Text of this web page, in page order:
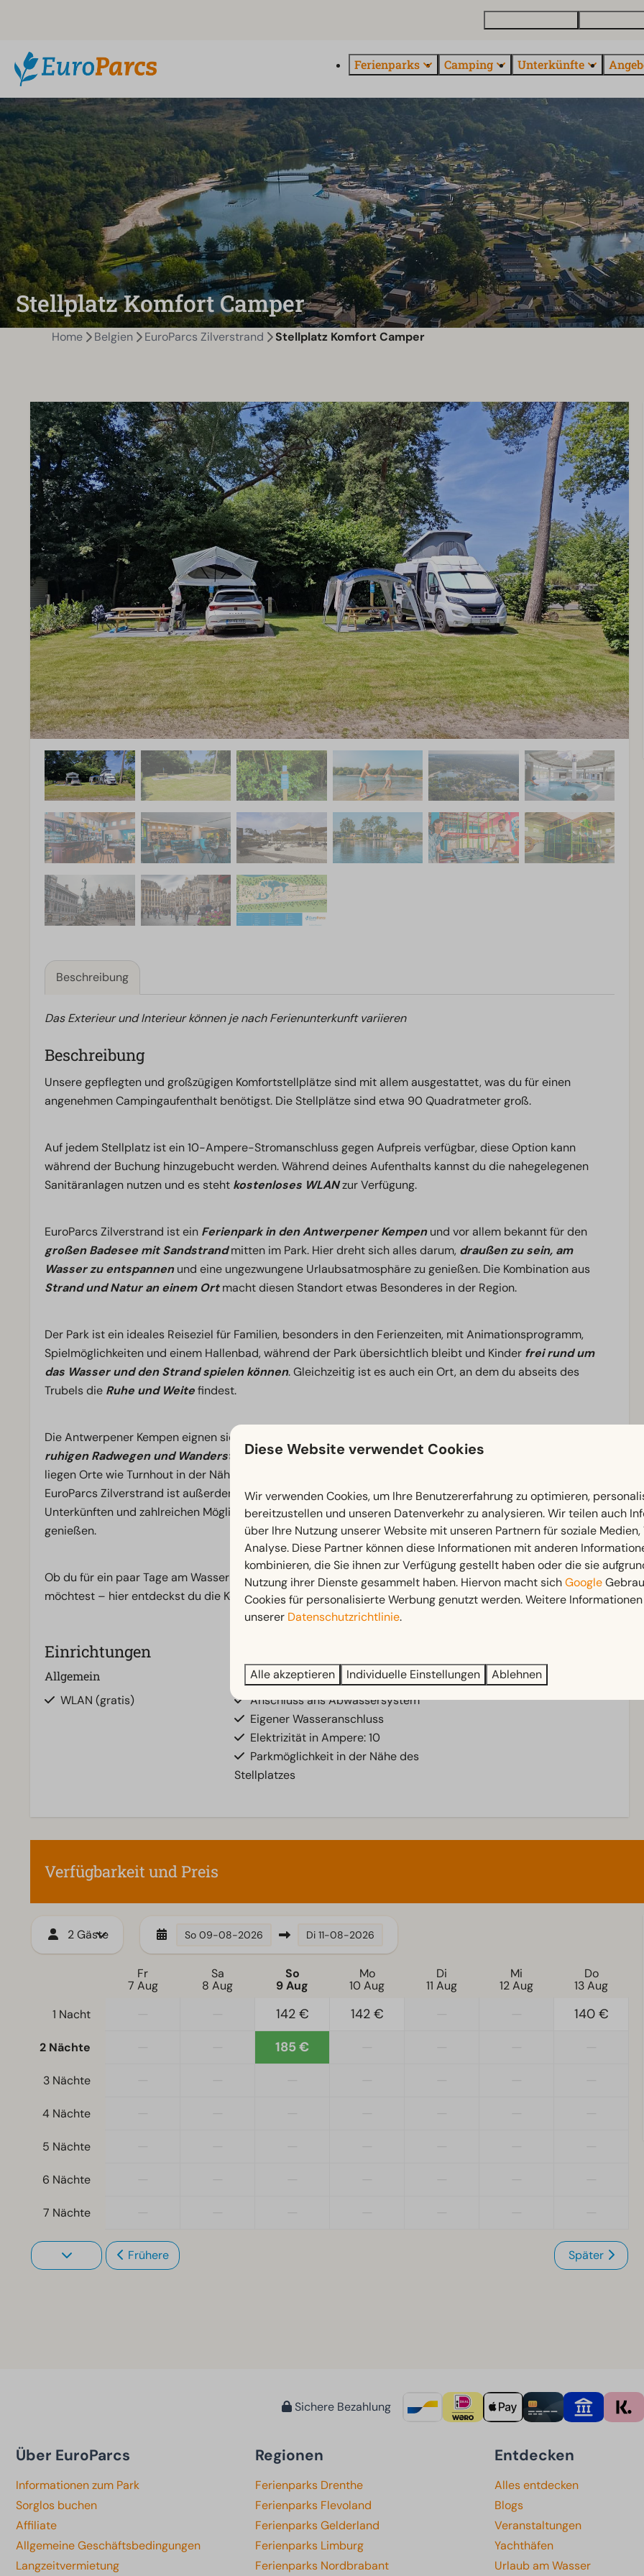
Ferienparks Camping Unterkünfte
Stellplatz Komfort Camper
Home Belgien EuroParcs Zilverstrand Stellplatz Komfort Camper
Beschreibung
Das Exterieur und Interieur können je nach Ferienunterkunft variieren
Beschreibung
Unsere gepflegten und großzügigen Komfortstellplätze sind mit allem ausgestattet, was du für einen
angenehmen Campingaufenthalt benötigst. Die Stellplätze sind etwa 90 Quadratmeter groß.
Auf jedem Stellplatz ist ein 10-Ampere-Stromanschluss gegen Aufpreis verfügbar, diese Option kann
während der Buchung hinzugebucht werden. Während deines Aufenthalts kannst du die nahegelegenen
Sanitäranlagen nutzen und es steht kostenloses WLANzur Verfügung.
EuroParcs Zilverstrand ist ein Ferienpark in den Antwerpener Kempenund vor allem bekannt für den
großen Badesee mit Sandstrandmitten im Park. Hier dreht sich alles darum, draußen zu sein, am
Wasser zu entspannenund eine ungezwungene Urlaubsatmosphäre zu genießen. Die Kombination aus
Strand und Natur an einem Ortmacht diesen Standort etwas Besonderes in der Region.
Der Park ist ein ideales Reiseziel für Familien, besonders in den Ferienzeiten, mit Animationsprogramm,
Spielmöglichkeiten und einem Hallenbad, während der Park übersichtlich bleibt und Kinder frei rund um
das Wasser und den Strand spielen können. Gleichzeitig ist es auch ein Ort, an dem du abseits des
Trubels die Ruhe und Weitefindest.
Die Antwerpener Kempen eignen sich hervorragend für aktive Tage in der Natur, mit
ruhigen Radwegen und Wanderstrecken, die direkt vom Park aus erreichbar sind. Für einen Tagesausflug
liegen Orte wie Turnhout in der Nähe, wo du Geschäfte, Gastronomie und lokale Sehenswürdigkeiten findest.
EuroParcs Zilverstrand ist außerdem gut geeignet für einen Urlaub mit Hund, mit vielen haustierfreundlichen
Unterkünften und zahlreichen Möglichkeiten, gemeinsam die Umgebung zu erkunden und die Natur zu
genießen.
Ob du für ein paar Tage am Wasser kommst, einen Familienurlaub planst oder einfach die Natur erleben
möchtest – hier entdeckst du die Kempen auf eineentspannte und zugängliche Weise.
Einrichtungen
Allgemein
WLAN (gratis)
Stellplatz
Anschluss ans Abwassersystem
Eigener Wasseranschluss
Elektrizität in Ampere: 10
Parkmöglichkeit in der Nähe des
Stellplatzes
Verfügbarkeit und Preis
2 Gäste So 09-08-2026 Di 11-08-2026
Fr
7 Aug
Sa
8 Aug
So
9 Aug
Mo
10 Aug
Di
11 Aug
Mi
12 Aug
Do
13 Aug
1 Nacht
142 € 142 € 140 €
2 Nächte 185 €
3 Nächte
4 Nächte
5 Nächte
6 Nächte
7 Nächte
Frühere Später
Sichere Bezahlung
Über EuroParcs
Informationen zum Park
Sorglos buchen
Affiliate
Allgemeine Geschäftsbedingungen
Langzeitvermietung
Regionen
Ferienparks Drenthe
Ferienparks Flevoland
Ferienparks Gelderland
Ferienparks Limburg
Ferienparks Nordbrabant
Entdecken
Alles entdecken
Blogs
Veranstaltungen
Yachthäfen
Urlaub am Wasser
Diese Website verwendet Cookies
Wir verwenden Cookies, um Ihre Benutzererfahrung zu optimieren,
bereitzustellen und unseren Datenverkehr zu analysieren. Wir teilen auch
über Ihre Nutzung unserer Website mit unseren Partnern für soziale
Analyse. Diese Partner können diese Informationen mit anderen
kombinieren, die Sie ihnen zur Verfügung gestellt haben oder die sie
Nutzung ihrer Dienste gesammelt haben. Hiervon macht sichGoogle
Cookies für personalisierte Werbung genutzt werden. Weitere
unserer Datenschutzrichtlinie.
Alle akzeptieren Individuelle Einstellungen Ablehnen